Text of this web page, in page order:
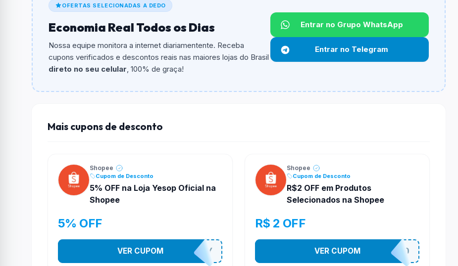
O cupom dáR$ 3,00em compras.
Qual é o valor minimo de compra?
O valor minimo de compra é Não exigido ou Não informado.
Qual é o desconto máximo?
Não informado ou sem limite.
Funciona em qualquer produto?
podem não aceitar cupons.
OFERTAS SELECIONADAS A DEDO
Economia Real Todos os Dias
Nossa equipe monitora a internet diariamentente. Receba
cupons verificados e descontos reais nas maiores lojas do Brasil
direto no seu celular, 100% de graça!
Entrar no Grupo WhatsApp
Entrar no Telegram
Mais cupons de desconto
Shopee
Cupom de Desconto
5% OFF na Loja Yesop Oficial na
Shopee
5% OFF
YESO274Y
VER CUPOM
Shopee
Cupom de Desconto
R$2 OFF em Produtos
Selecionados na Shopee
R$ 2 OFF
VNOXVHJFD
VER CUPOM